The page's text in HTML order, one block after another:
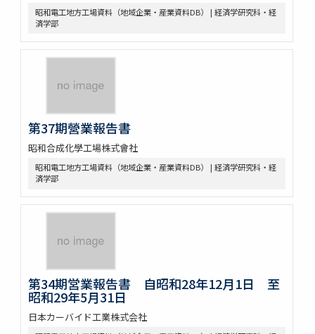
昭和電工地方工場資料（地域企業・産業資料DB） | 経済学研究科・経
済学部
第37期營業報告書
昭和合成化學工場株式會社
昭和電工地方工場資料（地域企業・産業資料DB） | 経済学研究科・経
済学部
第34期営業報告書 自昭和28年12月1日 至
昭和29年5月31日
日本カーバイド工業株式会社